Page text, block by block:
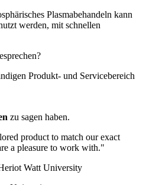
Plasmabehandeln kann
werden, mit schnellen
Produkt- und Servicebereich
zu sagen haben.
product to match our exact
a pleasure to work with."
Watt University